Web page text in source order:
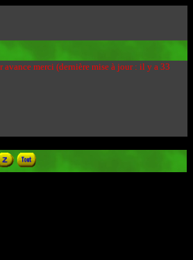
avance merci (dernière mise à jour : il y a 33